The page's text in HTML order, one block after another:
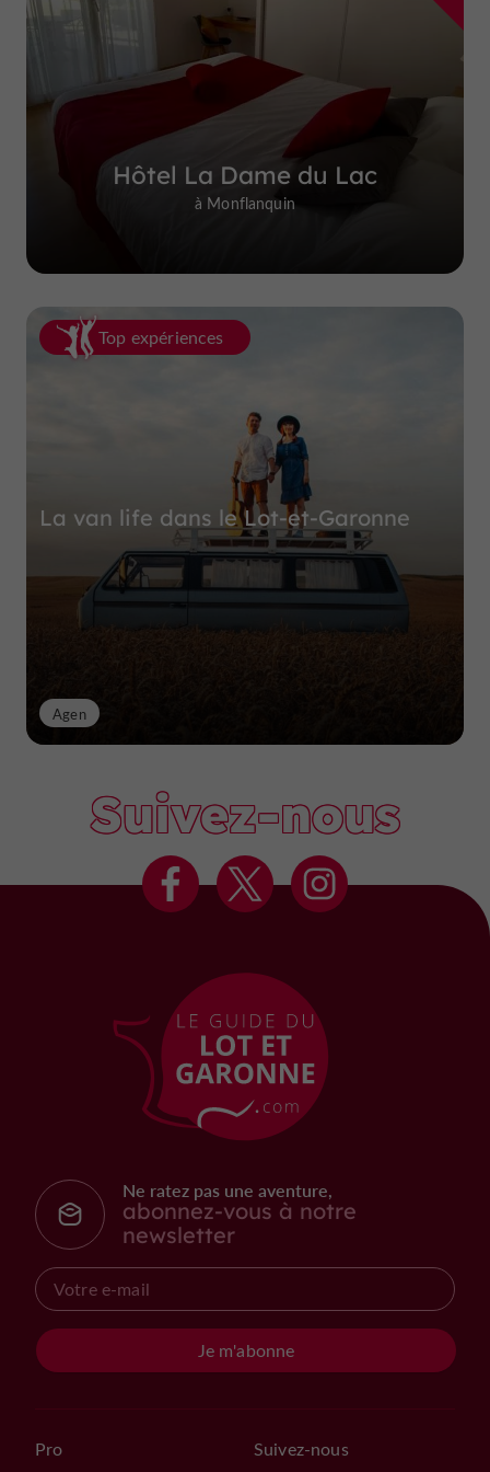
Hôtel La Dame du Lac
à Monflanquin
Top expériences
La van life dans le Lot-et-Garonne
Agen
Suivez-nous
Ne ratez pas une aventure,
abonnez-vous à notre
newsletter
Je m'abonne
Pro Suivez-nous